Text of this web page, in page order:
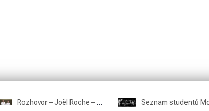
Rozhovor – Joël Roche – 12.4.2025 – Praha, Karlín